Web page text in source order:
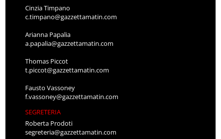
Cinzia Timpano
c.timpano@gazzettamatin.com
Arianna Papalia
a.papalia@gazzettamatin.com
Thomas Piccot
t.piccot@gazzettamatin.com
Fausto Vassoney
f.vassoney@gazzettamatin.com
SEGRETERIA
Roberta Prodoti
segreteria@gazzettamatin.com